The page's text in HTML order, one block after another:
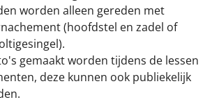
worden alleen gereden met
(hoofdstel en zadel of
gemaakt worden tijdens de lessen
deze kunnen ook publiekelijk